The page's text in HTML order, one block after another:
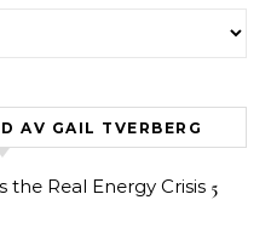
AV GAIL TVERBERG
the Real Energy Crisis 5